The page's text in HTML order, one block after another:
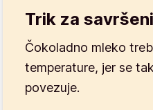
Trik za
Čokoladno mleko
temperature, jer se
povezuje.